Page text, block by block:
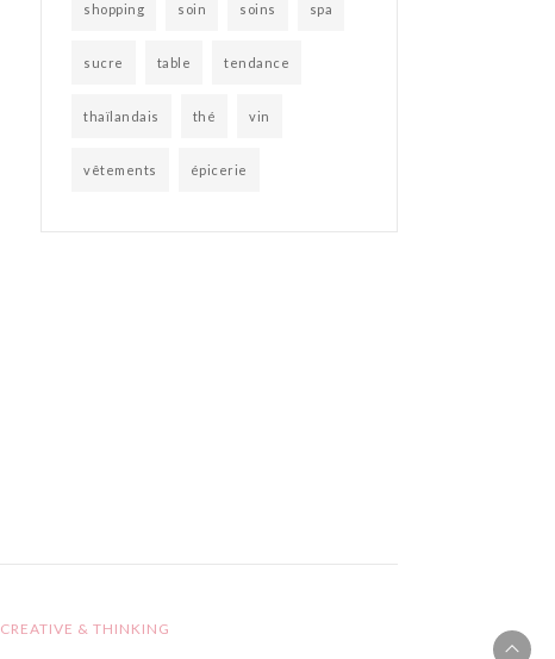
shopping soin soins spa
sucre table tendance
thaïlandais thé vin
vêtements épicerie
CREATIVE & THINKING